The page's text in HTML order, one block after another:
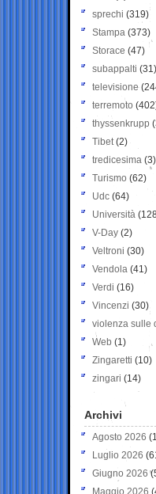
sprechi (319)
Stampa (373)
Storace (47)
subappalti (31)
televisione
terremoto
thyssenkrupp
Tibet(2)
tredicesima (3)
Turismo (62)
Udc (64)
Università
V-Day (2)
Veltroni (30)
Vendola (41)
Verdi (16)
Vincenzi (30)
violenza sulle
Web (1)
Zingaretti (10)
zingari (14)
Archivi
Agosto 2026
Luglio 2026
Giugno 2026
Maggio 2026